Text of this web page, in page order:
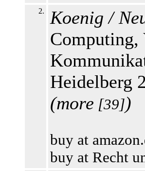
2.
Koenig /
Computing,
Heidelberg
(more [39])
buy at
buy at Recht